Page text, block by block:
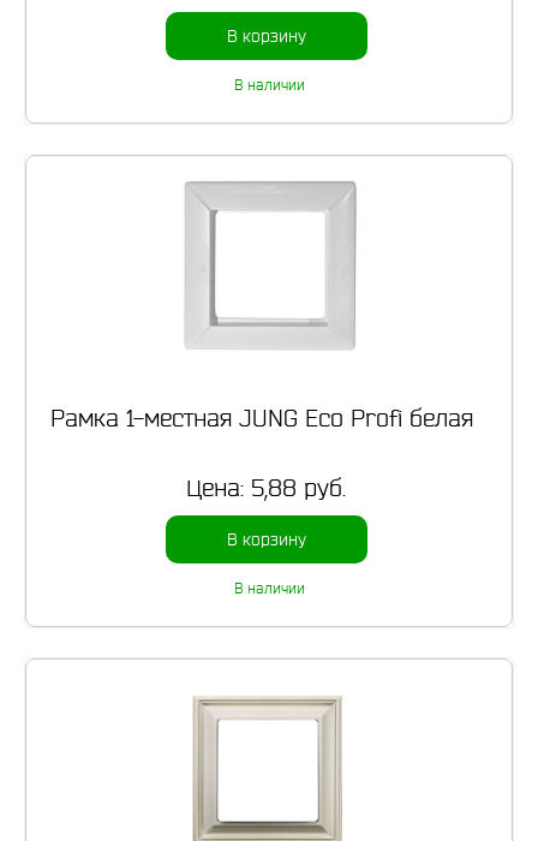
В корзину
В наличии
Рамка 1-местная JUNG Eco Profi белая
Цена: 5,88 руб.
В корзину
В наличии